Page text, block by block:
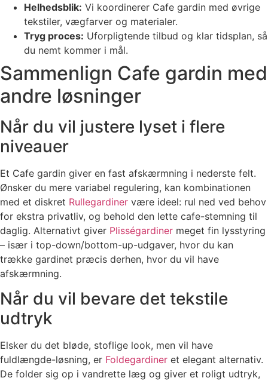
Helhedsblik: Vi koordinerer Cafe gardin med øvrige
tekstiler, vægfarver og materialer.
Tryg proces: Uforpligtende tilbud og klar tidsplan, så
du nemt kommer i mål.
Sammenlign Cafe gardin med
andre løsninger
Når du vil justere lyset i flere
niveauer
Et Cafe gardin giver en fast afskærmning i nederste felt.
Ønsker du mere variabel regulering, kan kombinationen
med et diskret Rullegardiner være ideel: rul ned ved behov
for ekstra privatliv, og behold den lette cafe-stemning til
daglig. Alternativt giver Plisségardiner meget fin lysstyring
– især i top-down/bottom-up-udgaver, hvor du kan
trække gardinet præcis derhen, hvor du vil have
afskærmning.
Når du vil bevare det tekstile
udtryk
Elsker du det bløde, stoflige look, men vil have
fuldlængde-løsning, er Foldegardiner et elegant alternativ.
De folder sig op i vandrette læg og giver et roligt udtryk,